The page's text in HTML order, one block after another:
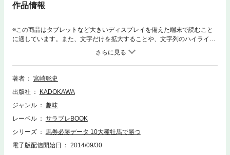
作品情報
※この商品はタブレットなど大きいディスプレイを備えた端末で読むこと
に適しています。また、文字だけを拡大することや、文字列のハイライ
ト、検索、辞書の参照、引用などの機能が使用できません。ディープイン
パクト、キングカメハメハ、ステイゴールド、ハーツクライ、シンボリク
リスエスなど、現在の競馬界の中で大きな割合を占めている10大種牡馬の
産駒データを徹底的に掘り下げた、種牡馬馬券攻略本。距離やコース適性
イントデータ、激走、凡走パターン、スランプからの立ち直り度合いなど
のマニアックなデータが満載。番外編として10大種牡馬以外の種牡馬につ
著者
宮崎聡史
出版社
KADOKAWA
ジャンル
趣味
レーベル
サラブレBOOK
シリーズ
馬券必勝データ 10大種牡馬で勝つ
電子版配信開始日
2014/09/30